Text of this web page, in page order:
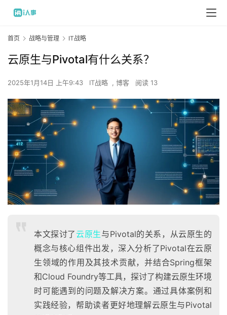
首页 战略与管理 IT战略
云原生与Pivotal有什么关系？
2025年1月14日 上午9:43 IT战略 , 博客 阅读 13
本文探讨了云原生与Pivotal的关系，从云原生的
概念与核心组件出发，深入分析了Pivotal在云原
生领域的作用及其技术贡献，并结合Spring框架
和Cloud Foundry等工具，探讨了构建云原生环境
时可能遇到的问题及解决方案。通过具体案例和
实践经验，帮助读者更好地理解云原生与Pivotal